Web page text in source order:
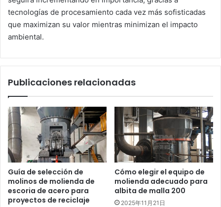
tecnologías de procesamiento cada vez más sofisticadas
que maximizan su valor mientras minimizan el impacto
ambiental.
Publicaciones relacionadas
Guía de selección de
molinos de molienda de
escoria de acero para
proyectos de reciclaje
Cómo elegir el equipo de
molienda adecuado para
albita de malla 200
2025年11月21日